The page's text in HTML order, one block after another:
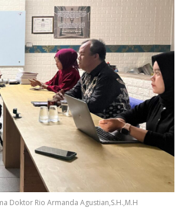
Doktor Rio Armanda Agustian,S.H.,M.H